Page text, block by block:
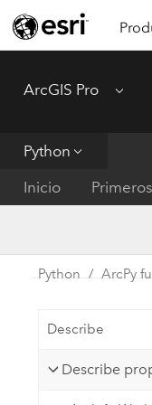
ArcGIS Pro Menu
Python
Inicio
Python ArcPy
Describe
Describe